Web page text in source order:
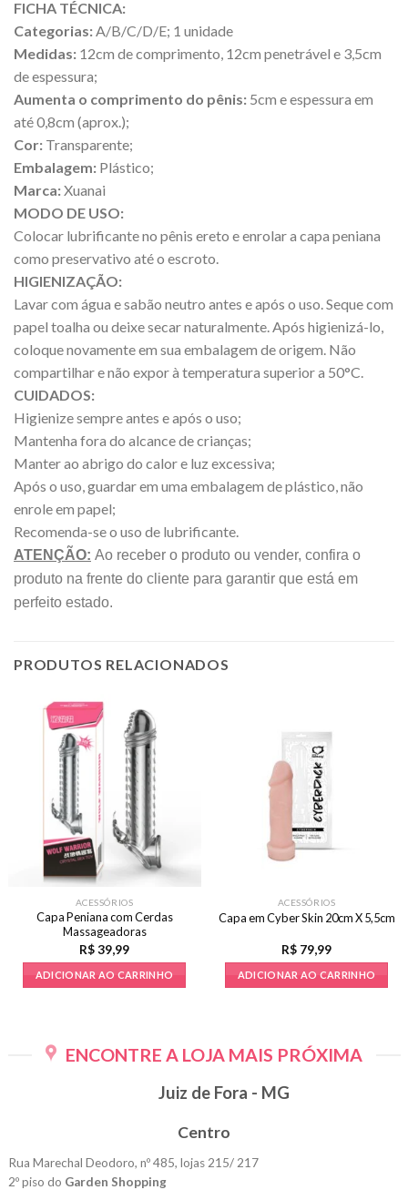
FICHA TÉCNICA:
Categorias:A/B/C/D/E; 1 unidade
Medidas: 12cm de comprimento, 12cm penetrável e 3,5cm
de espessura;
Aumenta o comprimento do pênis: 5cm e espessura em
até 0,8cm (aprox.);
Cor: Transparente;
Embalagem: Plástico;
Marca:Xuanai
MODO DE USO:
Colocar lubrificante no pênis ereto e enrolar a capa peniana
como preservativo até o escroto.
HIGIENIZAÇÃO:
Lavar com água e sabão neutro antes e após o uso. Seque com
papel toalha ou deixe secar naturalmente. Após higienizá-lo,
coloque novamente em sua embalagem de origem. Não
compartilhar e não expor à temperatura superior a 50°C.
CUIDADOS:
Higienize sempre antes e após o uso;
Mantenha fora do alcance de crianças;
Manter ao abrigo do calor e luz excessiva;
Após o uso, guardar em uma embalagem de plástico, não
enrole em papel;
Recomenda-se o uso de lubrificante.
ATENÇÃO: Ao receber o produto ou vender, confira o
produto na frente do cliente para garantir que está em
perfeito estado.
PRODUTOS RELACIONADOS
ACESSÓRIOS
Capa Peniana com Cerdas
Massageadoras
R$39,99
ADICIONAR AO CARRINHO
ACESSÓRIOS
Capa em Cyber Skin 20cm X 5,5cm
R$ 79,99
ADICIONAR AO CARRINHO
ENCONTRE A LOJA MAIS PRÓXIMA
Juiz de Fora - MG
Centro
Rua Marechal Deodoro, nº 485, lojas 215/ 217
2º piso do Garden Shopping